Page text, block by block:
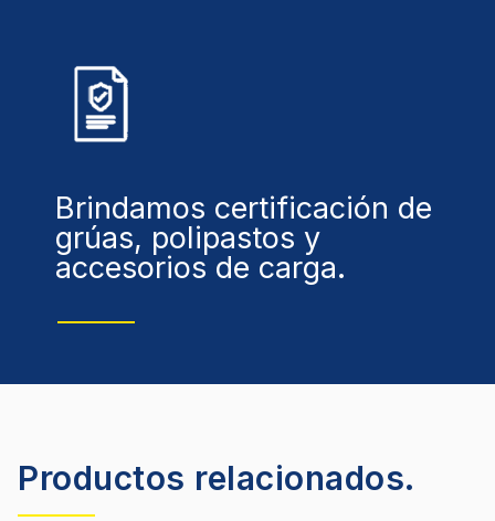
Brindamos certificación de
grúas, polipastos y
accesorios de carga.
Productos relacionados.